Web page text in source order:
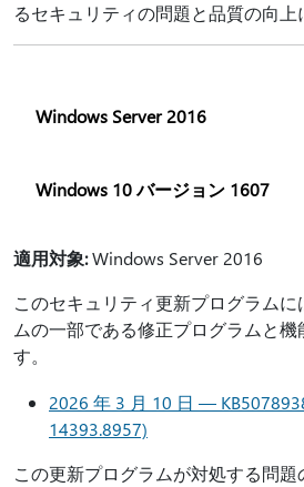
るセキュリティの問題と品質の向上
Windows Server 2016
Windows 10 バージョン 1607
適用対象:Windows Server 2016
このセキュリティ更新プログラム
ムの一部である修正プログラムと機
す。
2026 年 3 月 10 日 —
14393.8957)
この更新プログラムが対処する問題